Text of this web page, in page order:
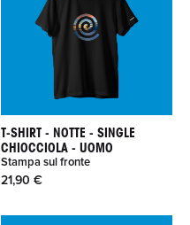
T-SHIRT - NOTTE - SINGLE
CHIOCCIOLA - UOMO
Stampa sul fronte
21,90 €